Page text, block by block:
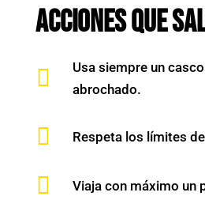
Acciones que

Usa siempre un
abrochado.
 Respeta los límites
 Viaja con máximo un